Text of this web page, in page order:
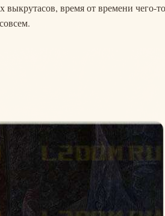
время от времени чего-то